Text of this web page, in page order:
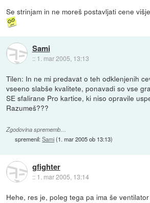
Se strinjam in ne moreš postavljati cene
Sami
:: 1. mar 2005, 13:13
Tilen: In ne mi predavat o teh odklenjenih
vseeno slabše kvalitete, ponavadi so vse
SE sfalirane Pro kartice, ki niso opravile
Razumeš???
Zgodovina sprememb…
spremenil:Sami(1. mar 2005 ob 13:13)
gfighter
:: 1. mar 2005, 13:14
Hehe, res je, poleg tega pa ima še